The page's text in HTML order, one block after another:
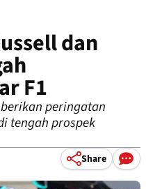
dan
F1
peringatan
tengah prospek
Share